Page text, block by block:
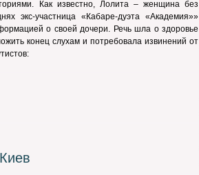
Как известно, Лолита – женщина без
экс-участница «Кабаре-дуэта «Академия»»
о своей дочери. Речь шла о здоровье
конец слухам и потребовала извинений от